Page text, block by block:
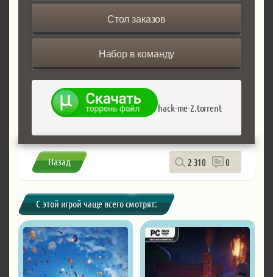
Стол заказов
Набор в команду
hack-me-2.torrent
Назад 2 310 0
С этой игрой чаще всего смотрят: